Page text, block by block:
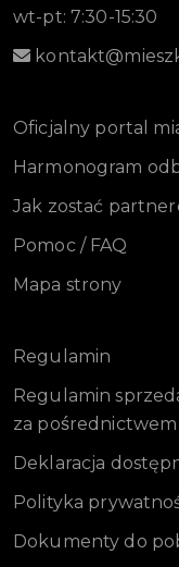
wt-pt: 7:30-15:30
Oficjalny portal
Harmonogram
Jak zostać
Pomoc / FAQ
Mapa strony
Regulamin
Regulamin
za
Deklaracja
Polityka
Dokumenty do